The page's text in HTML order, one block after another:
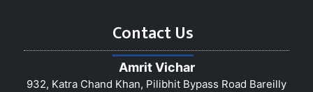
Contact Us
Amrit Vichar
932, Katra Chand Khan, Pilibhit Bypass Road Bareilly